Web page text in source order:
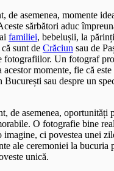
de asemenea, momente
sărbători aduc
familiei, bebelușii, la
sunt de Crăciun sau de
fotografiilor. Un fotograf
acestor momente, fie că
București sau despre un
de asemenea, oportunități
O fotografie bine
imagine, ci povestea unei
ale ceremoniei la bucuria
unică.